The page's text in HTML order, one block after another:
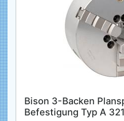
Bison 3-Backen
Befestigung Typ A